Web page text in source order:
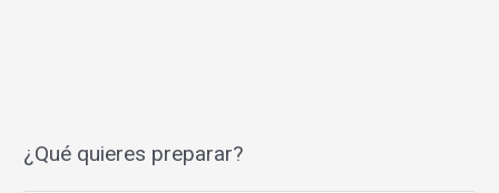
¿Qué quieres preparar?